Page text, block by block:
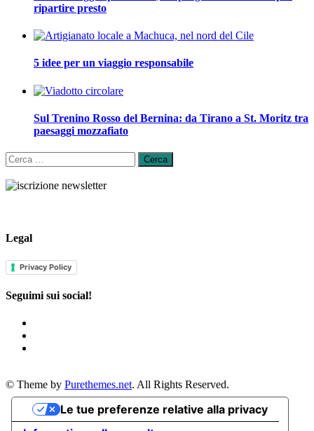
ripartire presto
5 idee per un viaggio responsabile
Sul Trenino Rosso del Bernina: da Tirano a St. Moritz tra
paesaggi mozzafiato
Ricerca
per:
Legal
Privacy Policy
Seguimi sui social!
© Theme by Purethemes.net. All Rights Reserved.
Le tue preferenze relative alla privacy